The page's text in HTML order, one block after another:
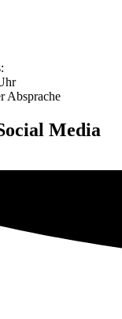
Absprache
Media